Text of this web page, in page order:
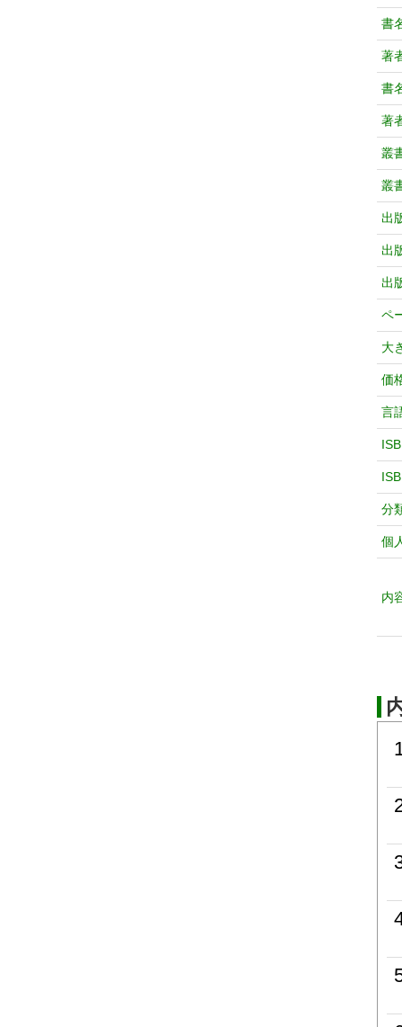
書
著
書
著
叢
叢
出
出
出
ペ
大
価
言
分
個
内